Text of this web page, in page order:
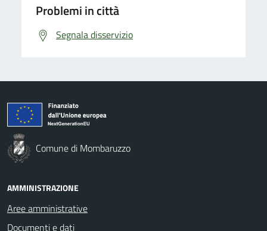
Problemi in città
Segnala disservizio
Comune di Mombaruzzo
AMMINISTRAZIONE
Aree amministrative
Documenti e dati